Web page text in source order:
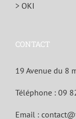
> OKI
CONTACT
19 Avenue du 8
Téléphone : 09
Email :